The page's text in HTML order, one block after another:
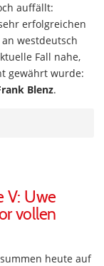
auffällt:
erfolgreichen
westdeutsch
Fall nahe,
gewährt wurde:
Blenz.
V: Uwe
vollen
heute auf